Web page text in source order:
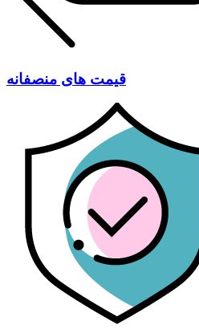
قیمت های منصفانه